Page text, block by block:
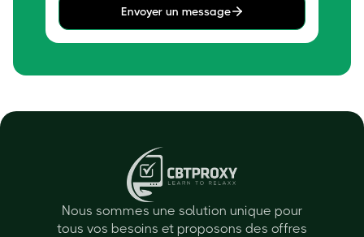
Envoyer un message
Nous sommes une solution unique pour
tous vos besoins et proposons des offres